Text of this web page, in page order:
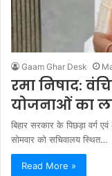
Gaam Ghar Desk
रमा निषाद:
योजनाओं का
बिहार सरकार के पिछड़ा वर्ग
सोमवार को सचिवालय स्थित…
Read More »